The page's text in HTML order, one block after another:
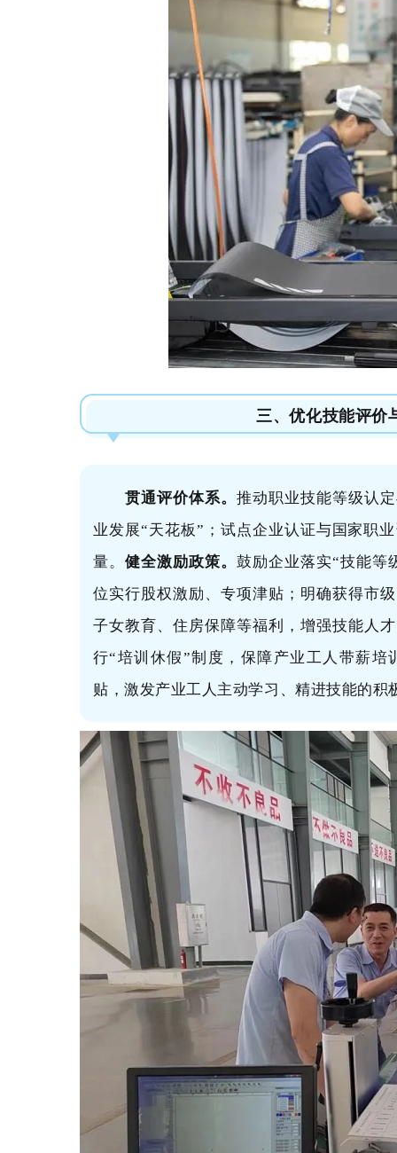
三、优化技能评价
贯通评价体系。 推动职业技能等级认
业发展“天花板”；试点企业认证与国家职
量。 健全激励政策。 鼓励企业落实“技能等
位实行股权激励、专项津贴；明确获得市
子女教育、住房保障等福利，增强技能人
行“培训休假”制度，保障产业工人带薪
贴，激发产业工人主动学习、精进技能的积